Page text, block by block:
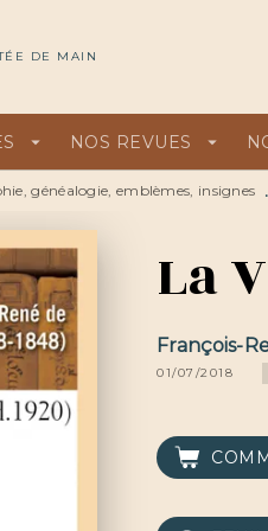
DE MAIN
arrow_drop_down NOS REVUES arrow_drop_down
généalogie, emblèmes, insignes •
La
François-
01/07/2018